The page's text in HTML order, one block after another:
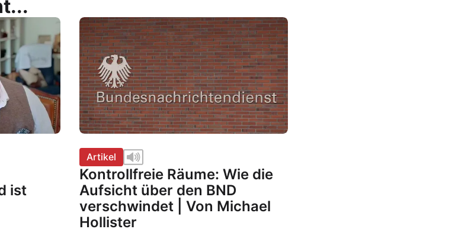
ist
Artikel
Kontrollfreie Räume: Wie die
Aufsicht über den BND
verschwindet | Von Michael
Hollister